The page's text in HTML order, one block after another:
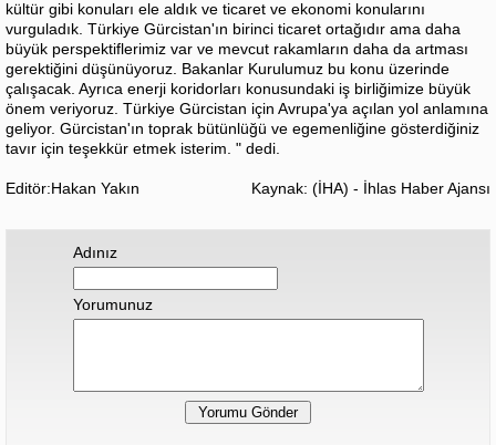
kültür gibi konuları ele aldık ve ticaret ve ekonomi konularını
vurguladık. Türkiye Gürcistan'ın birinci ticaret ortağıdır ama daha
büyük perspektiflerimiz var ve mevcut rakamların daha da artması
gerektiğini düşünüyoruz. Bakanlar Kurulumuz bu konu üzerinde
çalışacak. Ayrıca enerji koridorları konusundaki iş birliğimize büyük
önem veriyoruz. Türkiye Gürcistan için Avrupa'ya açılan yol anlamına
geliyor. Gürcistan'ın toprak bütünlüğü ve egemenliğine gösterdiğiniz
tavır için teşekkür etmek isterim. " dedi.
Editör:Hakan Yakın Kaynak: (İHA) - İhlas Haber Ajansı
Adınız
Yorumunuz